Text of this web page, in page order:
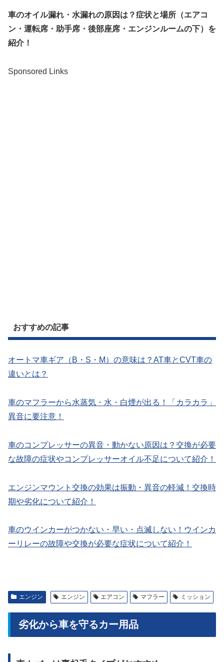
車のオイル漏れ・水漏れの原因は？症状と場所（エアコ
ン・運転席・助手席・後部座席・エンジンルームの下）を
紹介！
Sponsored Links
おすすめの記事
オートマ車ギア（B・S・M）の意味は？AT車とCVT車の
違いとは？
車のマフラーから水蒸気・水・白煙が出る！「カラカラ」
異音に要注意！
車のコンプレッサーの異音・動かない原因は？交換が必要
な故障の症状やコンプレッサーオイル不足について紹介！
エンジンマウント交換の効果は振動・異音の軽減！交換時
期や劣化について紹介！
車のウインカーがつかない・早い・点滅しない！ウインカ
ーリレーの故障や交換が必要な症状について紹介！
エンジン エンジン エアコン マフラー ミッション
劣化から車を守るカー用品